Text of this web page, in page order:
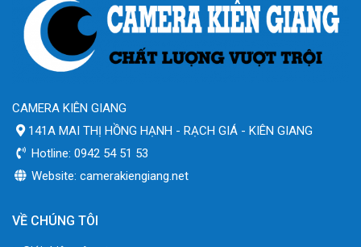
CAMERA KIÊN GIANG
141A MAI THỊ HỒNG HẠNH - RẠCH GIÁ - KIÊN GIANG
Hotline: 0942 54 51 53
Website: camerakiengiang.net
VỀ CHÚNG TÔI